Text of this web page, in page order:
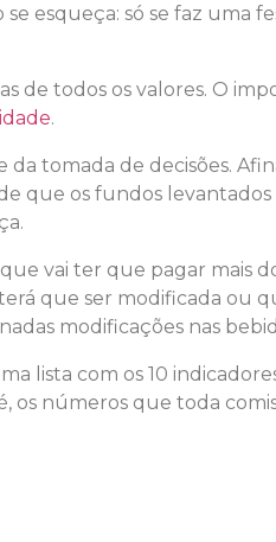
se esqueça: só se faz uma
de todos os valores. O
.
da tomada de decisões.
que os fundos
vai ter que pagar mais
que ser modificada ou
modificações nas
lista com os 10
os números que toda